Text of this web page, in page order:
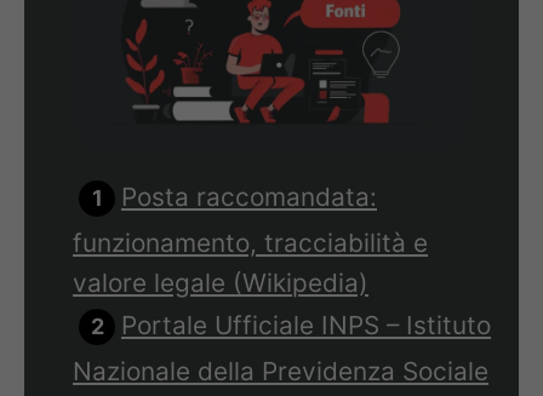
Posta raccomandata:
funzionamento, tracciabilità e
valore legale (Wikipedia)
Portale Ufficiale INPS – Istituto
Nazionale della Previdenza Sociale